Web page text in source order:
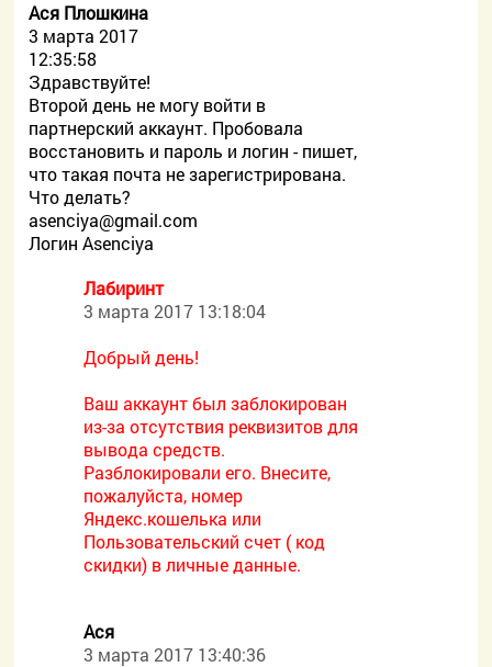
Ася Плошкина
3 марта 2017
12:35:58
Здравствуйте!
Второй день не могу войти в
партнерский аккаунт. Пробовала
восстановить и пароль и логин - пишет,
что такая почта не зарегистрирована.
Что делать?
asenciya@gmail.com
Логин Asenciya
Лабиринт
3 марта 2017 13:18:04
Добрый день!
Ваш аккаунт был заблокирован
из-за отсутствия реквизитов для
вывода средств.
Разблокировали его. Внесите,
пожалуйста, номер
Яндекс.кошелька или
Пользовательский счет ( код
скидки) в личные данные.
Ася
3 марта 2017 13:40:36